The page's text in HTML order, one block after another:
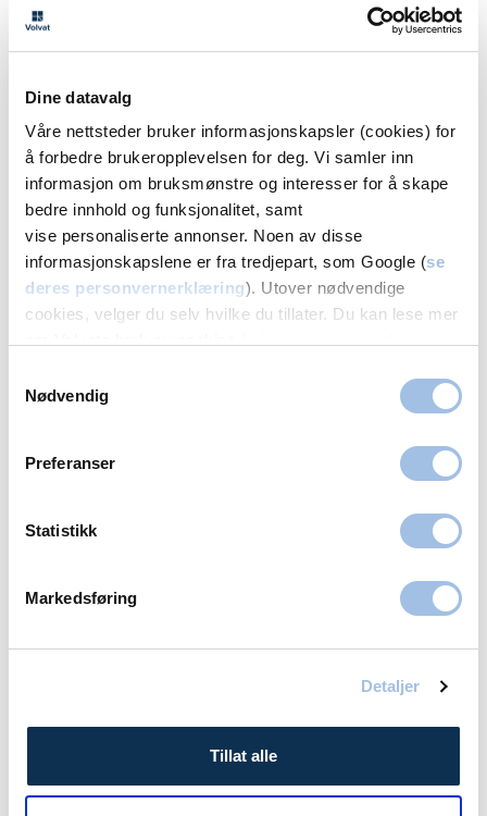
Dine datavalg
Våre nettsteder bruker informasjonskapsler (cookies) for
å forbedre brukeropplevelsen for deg. Vi samler inn
informasjon om bruksmønstre og interesser for å skape
bedre innhold og funksjonalitet, samt
vise personaliserte annonser. Noen av disse
informasjonskapslene er fra tredjepart, som Google (se
deres personvernerklæring). Utover nødvendige
cookies, velger du selv hvilke du tillater. Du kan lese mer
Nødvendig
Preferanser
Statistikk
Markedsføring
Detaljer
Tillat alle
største motivasjon jeg kan ha til å fortsette i det
samme sporet!
Med vennlig hilsen
Grethe Tranaas
Gratis konsultasjon om slankeoperasjon
Bestill en uforpliktende og gratis vurderingstime på
nett, eller ring spesialsykepleier Janicke Solberg
på46851004for en uformell prat om
I samtalen med oss snakker vi bl.a. sammen om hva
en slankeoperasjon innebærer. Vi vil også gi deg
gratis rådgivning og hjelp ut i fra din situasjon og
motivasjon. Vi svarer på alle spørsmål du har.
Legg igjen navn og nummer for å bli
Alle felter med * er obligatoriske
Telefonnummer